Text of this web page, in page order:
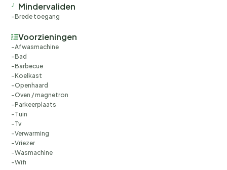
Mindervaliden
Brede toegang
Voorzieningen
Afwasmachine
Bad
Barbecue
Koelkast
Openhaard
Oven / magnetron
Parkeerplaats
Tuin
Tv
Verwarming
Vriezer
Wasmachine
Wifi